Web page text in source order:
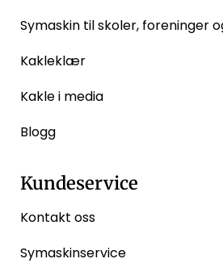
Symaskin til skoler, foreninger
Kakleklær
Kakle i media
Blogg
Kundeservice
Kontakt oss
Symaskinservice